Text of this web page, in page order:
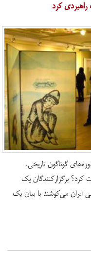
کرد
گوناگون تاریخی،
کرد؟ برگزارکنندگان یک
می‌کوشند با بیان یک